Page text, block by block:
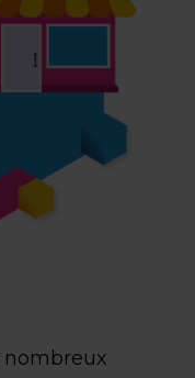
nombreux